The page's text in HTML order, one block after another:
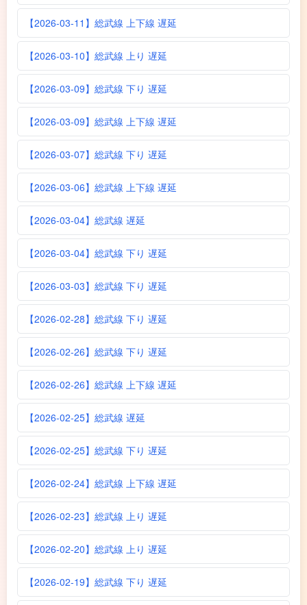
【2026-03-11】総武線 上下線 遅延
【2026-03-10】総武線 上り 遅延
【2026-03-09】総武線 下り 遅延
【2026-03-09】総武線 上下線 遅延
【2026-03-07】総武線 下り 遅延
【2026-03-06】総武線 上下線 遅延
【2026-03-04】総武線 遅延
【2026-03-04】総武線 下り 遅延
【2026-03-03】総武線 下り 遅延
【2026-02-28】総武線 下り 遅延
【2026-02-26】総武線 下り 遅延
【2026-02-26】総武線 上下線 遅延
【2026-02-25】総武線 遅延
【2026-02-25】総武線 下り 遅延
【2026-02-24】総武線 上下線 遅延
【2026-02-23】総武線 上り 遅延
【2026-02-20】総武線 上り 遅延
【2026-02-19】総武線 下り 遅延